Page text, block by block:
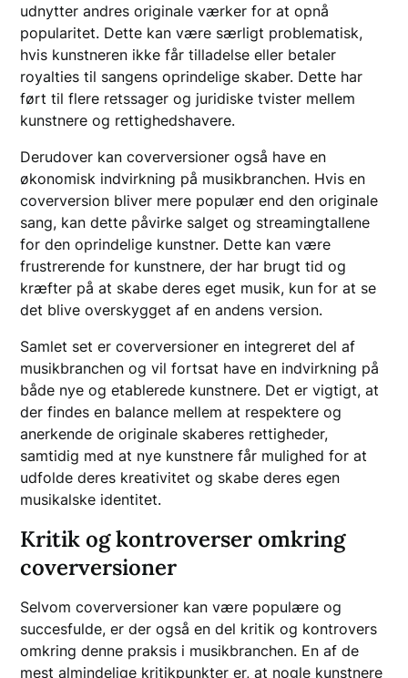
udnytter andres originale værker for at opnå
popularitet. Dette kan være særligt problematisk,
hvis kunstneren ikke får tilladelse eller betaler
royalties til sangens oprindelige skaber. Dette har
ført til flere retssager og juridiske tvister mellem
kunstnere og rettighedshavere.
Derudover kan coverversioner også have en
økonomisk indvirkning på musikbranchen. Hvis en
coverversion bliver mere populær end den originale
sang, kan dette påvirke salget og streamingtallene
for den oprindelige kunstner. Dette kan være
frustrerende for kunstnere, der har brugt tid og
kræfter på at skabe deres eget musik, kun for at se
det blive overskygget af en andens version.
Samlet set er coverversioner en integreret del af
musikbranchen og vil fortsat have en indvirkning på
både nye og etablerede kunstnere. Det er vigtigt, at
der findes en balance mellem at respektere og
anerkende de originale skaberes rettigheder,
samtidig med at nye kunstnere får mulighed for at
udfolde deres kreativitet og skabe deres egen
musikalske identitet.
Kritik og kontroverser omkring
coverversioner
Selvom coverversioner kan være populære og
succesfulde, er der også en del kritik og kontrovers
omkring denne praksis i musikbranchen. En af de
mest almindelige kritikpunkter er, at nogle kunstnere